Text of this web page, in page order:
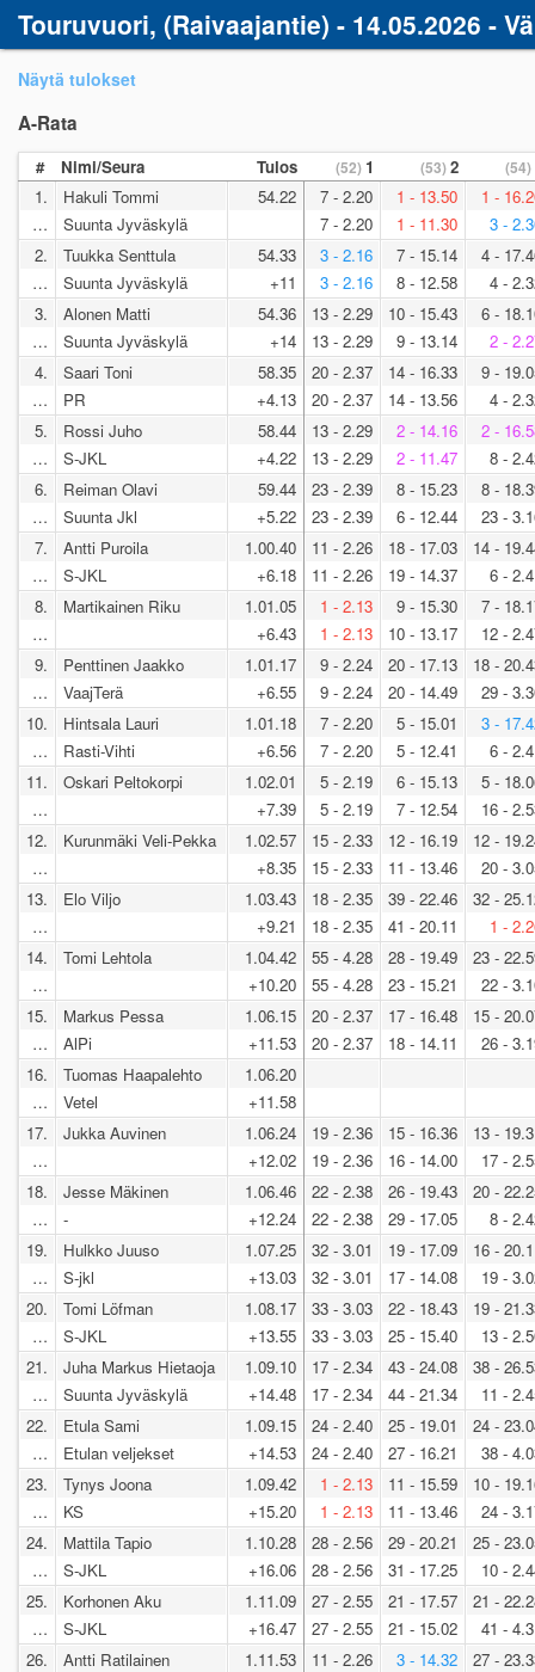
Touruvuori, (Raivaajantie) - 14.05.2026 -
Näytä tulokset
A-Rata
# Nimi/Seura Tulos (52) 1 (53)2 (54)
1.
…
Hakuli Tommi
Suunta Jyväskylä
54.22
7 - 2.20
7 - 2.20
1 - 13.50
1 - 11.30
1 -
3 -
2.
…
Tuukka Senttula
Suunta Jyväskylä
54.33
+11
3 - 2.16
3 - 2.16
7 - 15.14
8 - 12.58
4 -
4 -
3.
…
Alonen Matti
Suunta Jyväskylä
54.36
+14
13 - 2.29
13 - 2.29
10 - 15.43
9 - 13.14
6 -
2 -
4.
…
Saari Toni
PR
58.35
+4.13
20 - 2.37
20 - 2.37
14 - 16.33
14 - 13.56
9 -
4 -
5.
…
Rossi Juho
S-JKL
58.44
+4.22
13 - 2.29
13 - 2.29
2 - 14.16
2 - 11.47
2 -
8 -
6.
…
Reiman Olavi
Suunta Jkl
59.44
+5.22
23 - 2.39
23 - 2.39
8 - 15.23
6 - 12.44
8 -
23 -
7.
…
Antti Puroila
S-JKL
1.00.40
+6.18
11 - 2.26
11 - 2.26
18 - 17.03
19 - 14.37
14 -
6 -
8.
…
Martikainen Riku
1.01.05
+6.43
1 - 2.13
1 - 2.13
9 - 15.30
10 - 13.17
7 -
12 -
9.
…
Penttinen Jaakko
VaajTerä
1.01.17
+6.55
9 - 2.24
9 - 2.24
20 - 17.13
20 - 14.49
18 -
29 -
10.
…
Hintsala Lauri
Rasti-Vihti
1.01.18
+6.56
7 - 2.20
7 - 2.20
5 - 15.01
5 - 12.41
3 -
6 -
11.
…
Oskari Peltokorpi
1.02.01
+7.39
5 - 2.19
5 - 2.19
6 - 15.13
7 - 12.54
5 -
16 -
12.
…
Kurunmäki Veli-Pekka
1.02.57
+8.35
15 - 2.33
15 - 2.33
12 - 16.19
11 - 13.46
12 -
20 -
13.
…
Elo Viljo
1.03.43
+9.21
18 - 2.35
18 - 2.35
39 - 22.46
41 - 20.11
32 -
1 -
14.
…
Tomi Lehtola
1.04.42
+10.20
55 - 4.28
55 - 4.28
28 - 19.49
23 - 15.21
23 -
22 -
15.
…
Markus Pessa
AlPi
1.06.15
+11.53
20 - 2.37
20 - 2.37
17 - 16.48
18 - 14.11
15 -
26 -
16.
…
Tuomas Haapalehto
Vetel
1.06.20
+11.58
17.
…
Jukka Auvinen
1.06.24
+12.02
19 - 2.36
19 - 2.36
15 - 16.36
16 - 14.00
13 -
17 -
18.
…
Jesse Mäkinen
-
1.06.46
+12.24
22 - 2.38
22 - 2.38
26 - 19.43
29 - 17.05
20 -
8 -
19.
…
Hulkko Juuso
S-jkl
1.07.25
+13.03
32 - 3.01
32 - 3.01
19 - 17.09
17 - 14.08
16 -
19 -
20.
…
Tomi Löfman
S-JKL
1.08.17
+13.55
33 - 3.03
33 - 3.03
22 - 18.43
25 - 15.40
19 -
13 -
21.
…
Juha Markus Hietaoja
Suunta Jyväskylä
1.09.10
+14.48
17 - 2.34
17 - 2.34
43 - 24.08
44 - 21.34
38 -
11 -
22.
…
Etula Sami
Etulan veljekset
1.09.15
+14.53
24 - 2.40
24 - 2.40
25 - 19.01
27 - 16.21
24 -
38 -
23.
…
Tynys Joona
KS
1.09.42
+15.20
1 - 2.13
1 - 2.13
11 - 15.59
11 - 13.46
10 -
24 -
24.
…
Mattila Tapio
S-JKL
1.10.28
+16.06
28 - 2.56
28 - 2.56
29 - 20.21
31 - 17.25
25 -
10 -
25.
…
Korhonen Aku
S-JKL
1.11.09
+16.47
27 - 2.55
27 - 2.55
21 - 17.57
21 - 15.02
21 -
41 -
26.
Antti Ratilainen
1.11.53
11 - 2.26
3 - 14.32
27 -